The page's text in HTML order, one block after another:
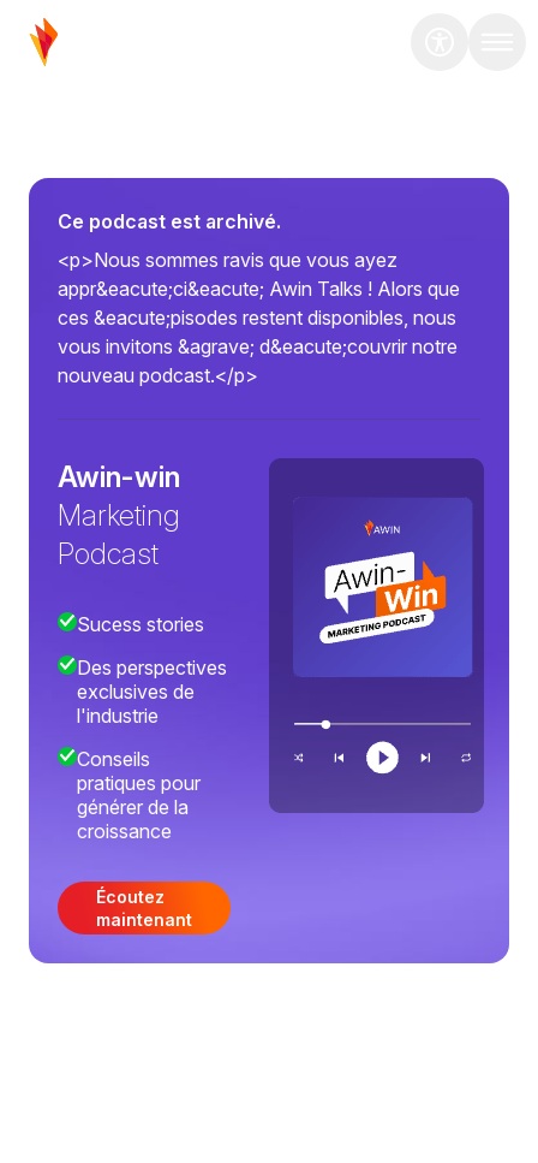
Ce podcast est archivé.
<p>Nous sommes ravis que vous ayez
appr&eacute;ci&eacute; Awin Talks ! Alors que
ces &eacute;pisodes restent disponibles, nous
vous invitons &agrave; d&eacute;couvrir notre
nouveau podcast.</p>
Awin-win
Marketing
Podcast
Sucess stories
Des perspectives
exclusives de
l'industrie
Conseils
pratiques pour
générer de la
croissance
Écoutez
maintenant